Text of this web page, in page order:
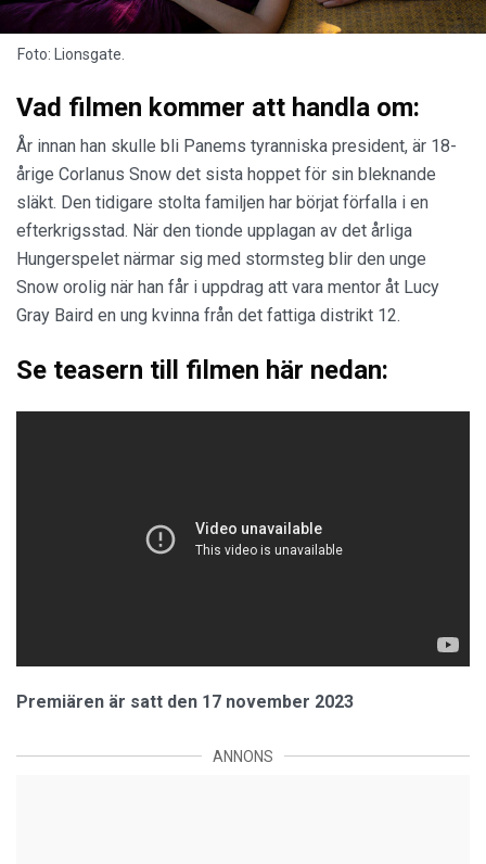
Foto: Lionsgate.
Vad filmen kommer att handla om:
År innan han skulle bli Panems tyranniska president, är 18-
årige Corlanus Snow det sista hoppet för sin bleknande
släkt. Den tidigare stolta familjen har börjat förfalla i en
efterkrigsstad. När den tionde upplagan av det årliga
Hungerspelet närmar sig med stormsteg blir den unge
Snow orolig när han får i uppdrag att vara mentor åt Lucy
Gray Baird en ung kvinna från det fattiga distrikt 12.
Se teasern till filmen här nedan:
Premiären är satt den 17 november 2023
ANNONS